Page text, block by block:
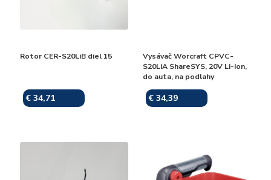
Rotor CER-S20LiB diel 15
€ 34,71
Vysávač Worcraft CPVC-
S20LiA ShareSYS, 20V Li-Ion,
do auta, na podlahy
€ 34,39